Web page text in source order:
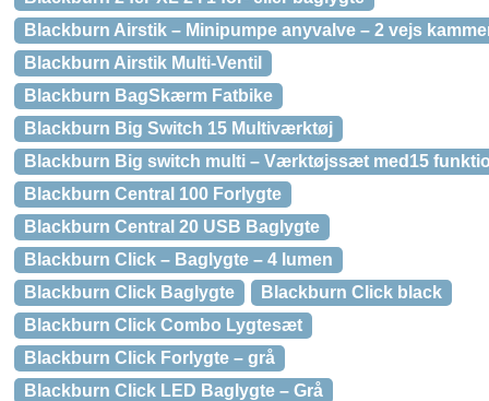
Blackburn Airstik – Minipumpe anyvalve – 2 vejs
Blackburn Airstik Multi-Ventil
Blackburn BagSkærm Fatbike
Blackburn Big Switch 15 Multiværktøj
Blackburn Big switch multi – Værktøjssæt med15
Blackburn Central 100 Forlygte
Blackburn Central 20 USB Baglygte
Blackburn Click – Baglygte – 4 lumen
Blackburn Click Baglygte
Blackburn Click black
Blackburn Click Combo Lygtesæt
Blackburn Click Forlygte – grå
Blackburn Click LED Baglygte – Grå